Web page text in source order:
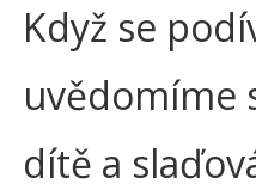
Když se
uvědomíme
dítě a